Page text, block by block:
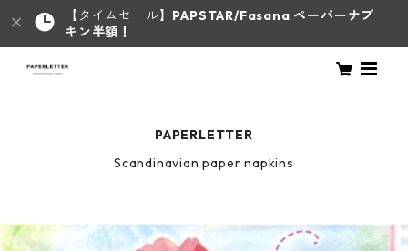
【タイムセール】 PAPSTAR/Fasana ペーパーナプ
キン半額！
PAPERLETTER
Scandinavian paper napkins